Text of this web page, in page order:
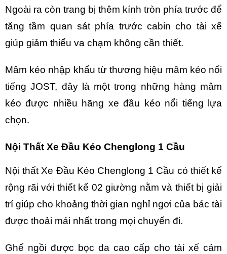
Ngoài ra còn trang bị thêm kính tròn phía trước để
tăng tầm quan sát phía trước cabin cho tài xế
giúp giảm thiểu va chạm không cần thiết.
Mâm kéo nhập khẩu từ thương hiệu mâm kéo nổi
tiếng JOST, đây là một trong những hàng mâm
kéo được nhiều hãng xe đầu kéo nổi tiếng lựa
chọn.
Nội Thất Xe Đầu Kéo Chenglong 1 Cầu
Nội thấtXe Đầu Kéo Chenglong 1 Cầu có thiết kế
rộng rãi với thiết kế 02 giường nằm và thiết bị giải
trí giúp cho khoảng thời gian nghỉ ngơi của bác tài
được thoải mái nhất trong mọi chuyến đi.
Ghế ngồi được bọc da cao cấp cho tài xế cảm